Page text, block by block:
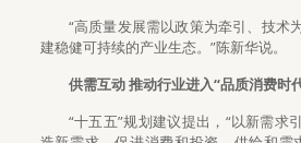
“高质量发展需以政策为牵引、技术
建稳健可持续的产业生态。”陈新华说。
供需互动 推动行业进入“品质消费时
“十五五”规划建议提出，“以新需求